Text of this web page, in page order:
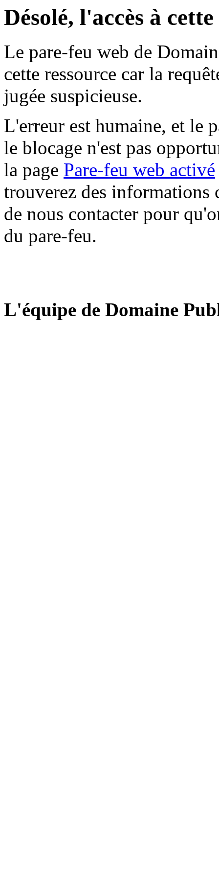
Désolé, l'accès à
Le pare-feu web de
cette ressource car la
jugée suspicieuse.
L'erreur est humaine, et le
le blocage n'est pas
la page Pare-feu web activé
trouverez des informations
de nous contacter pour
du pare-feu.
L'équipe de Domaine